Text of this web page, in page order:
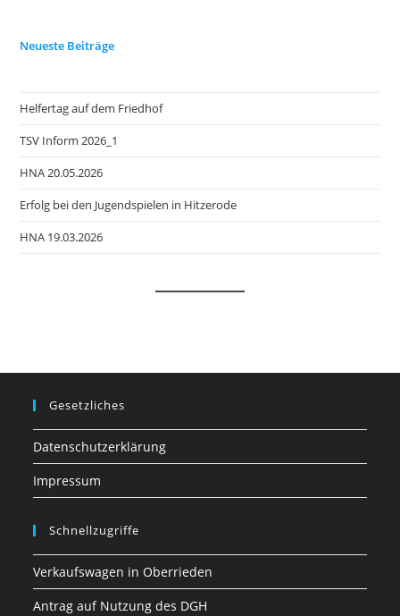
Neueste Beiträge
Helfertag auf dem Friedhof
TSV Inform 2026_1
HNA 20.05.2026
Erfolg bei den Jugendspielen in Hitzerode
HNA 19.03.2026
Gesetzliches
Datenschutzerklärung
Impressum
Schnellzugriffe
Verkaufswagen in Oberrieden
Antrag auf Nutzung des DGH